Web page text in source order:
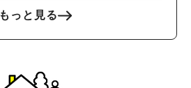
もっと見る